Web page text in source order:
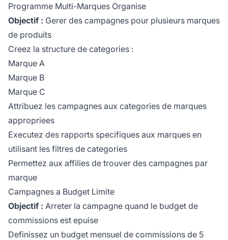
Programme Multi-Marques Organise
Objectif : Gerer des campagnes pour plusieurs marques
de produits
Creez la structure de categories :
Marque A
Marque B
Marque C
Attribuez les campagnes aux categories de marques
appropriees
Executez des rapports specifiques aux marques en
utilisant les filtres de categories
Permettez aux affilies de trouver des campagnes par
marque
Campagnes a Budget Limite
Objectif : Arreter la campagne quand le budget de
commissions est epuise
Definissez un budget mensuel de commissions de 5